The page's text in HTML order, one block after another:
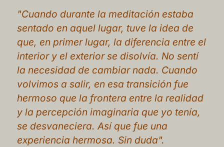
"Cuando durante la meditación estaba
sentado en aquel lugar, tuve la idea de
que, en primer lugar, la diferencia entre el
interior y el exterior se disolvía. No sentí
la necesidad de cambiar nada. Cuando
volvimos a salir, en esa transición fue
hermoso que la frontera entre la realidad
y la percepción imaginaria que yo tenía,
se desvaneciera. Así que fue una
experiencia hermosa. Sin duda".